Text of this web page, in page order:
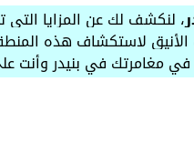
، لنكشف لك عن المزايا التي
الأنيق لاستكشاف هذه
مغامرتك في بنيدر وأنت